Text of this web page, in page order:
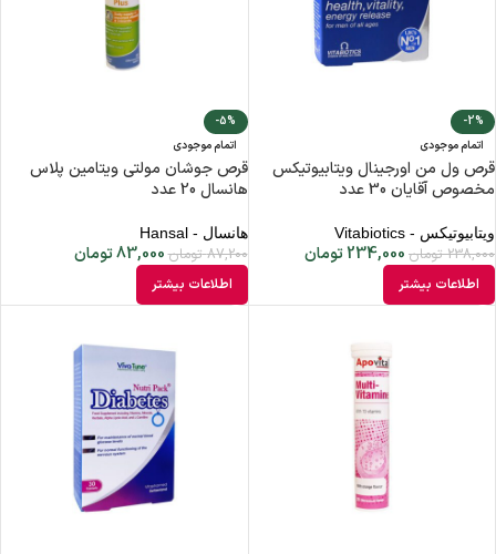
-2%
اتمام موجودی
قرص ول من اورجینال ویتابیوتیکس
مخصوص آقایان 30 عدد
ویتابیوتیکس - Vitabiotics
238,000 تومان 234,000تومان
اطلاعات بیشتر
-5%
اتمام موجودی
قرص جوشان مولتی ویتامین پلاس
‌هانسال 20 عدد
هانسال - Hansal
87,200 تومان83,000تومان
اطلاعات بیشتر